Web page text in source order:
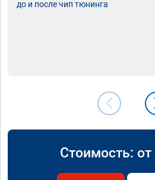
до и после чип тюнинга
Стоимость: от